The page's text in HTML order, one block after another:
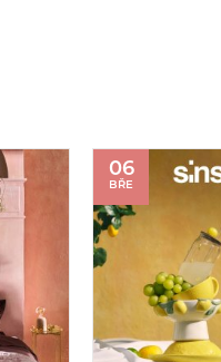
06
BŘE